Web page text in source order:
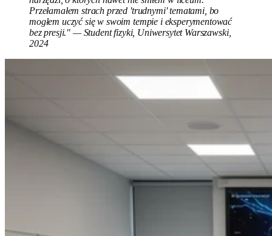
Przełamałem strach przed 'trudnymi' tematami, bo
mogłem uczyć się w swoim tempie i eksperymentować
bez presji." — Student fizyki, Uniwersytet Warszawski,
2024